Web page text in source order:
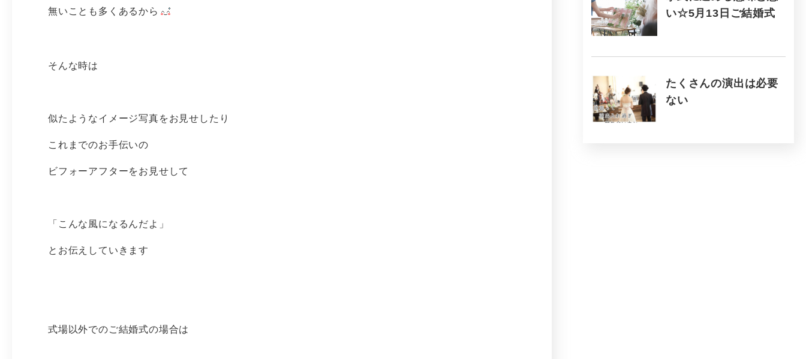
無いことも多くあるから
そんな時は
似たようなイメージ写真をお見せしたり
これまでのお手伝いの
ビフォーアフターをお見せして
「こんな風になるんだよ」
とお伝えしていきます
式場以外でのご結婚式の場合は
い☆5月13日ご結婚式
たくさんの演出は必要
ない